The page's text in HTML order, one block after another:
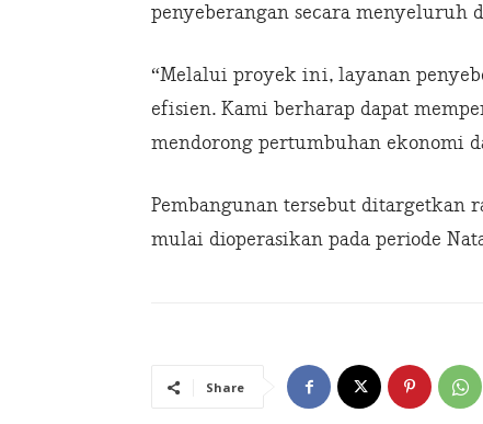
penyeberangan secara menyeluruh
“Melalui proyek ini, layanan
efisien. Kami berharap dapat
mendorong pertumbuhan ekonomi
Pembangunan tersebut ditargetkan
mulai dioperasikan pada periode
Share